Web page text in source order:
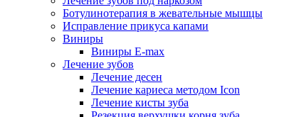
Ботулинотерапия в жевательные мышцы
Исправление прикуса капами
Виниры
Виниры E-max
Лечение зубов
Лечение десен
Лечение кариеса методом Icon
Лечение кисты зуба